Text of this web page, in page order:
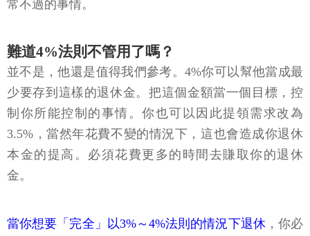
常不過的事情。
難道4%法則不管用了嗎？
並不是，他還是值得我們參考。4%你可以幫他當成最
少要存到這樣的退休金。把這個金額當一個目標，控
制你所能控制的事情。你也可以因此提領需求改為
3.5%，當然年花費不變的情況下，這也會造成你退休
本金的提高。必須花費更多的時間去賺取你的退休
金。
當你想要「完全」以3%～4%法則的情況下退休，你必